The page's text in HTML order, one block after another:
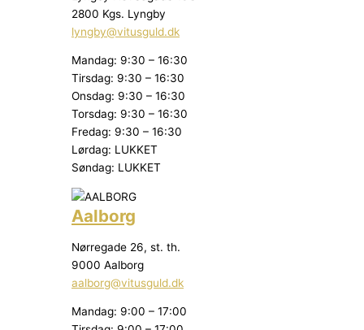
2800 Kgs. Lyngby
lyngby@vitusguld.dk
Mandag: 9:30 – 16:30
Tirsdag: 9:30 – 16:30
Onsdag: 9:30 – 16:30
Torsdag: 9:30 – 16:30
Fredag: 9:30 – 16:30
Lørdag: LUKKET
Søndag: LUKKET
Aalborg
Nørregade 26, st. th.
9000 Aalborg
aalborg@vitusguld.dk
Mandag: 9:00 – 17:00